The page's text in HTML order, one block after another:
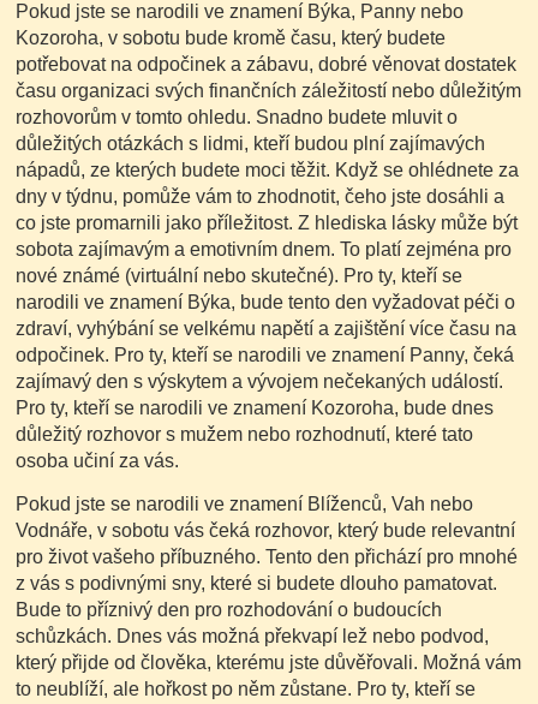
Pokud jste se narodili ve znamení Býka, Panny nebo
Kozoroha, v sobotu bude kromě času, který budete
potřebovat na odpočinek a zábavu, dobré věnovat dostatek
času organizaci svých finančních záležitostí nebo důležitým
rozhovorům v tomto ohledu. Snadno budete mluvit o
důležitých otázkách s lidmi, kteří budou plní zajímavých
nápadů, ze kterých budete moci těžit. Když se ohlédnete za
dny v týdnu, pomůže vám to zhodnotit, čeho jste dosáhli a
co jste promarnili jako příležitost. Z hlediska lásky může být
sobota zajímavým a emotivním dnem. To platí zejména pro
nové známé (virtuální nebo skutečné). Pro ty, kteří se
narodili ve znamení Býka, bude tento den vyžadovat péči o
zdraví, vyhýbání se velkému napětí a zajištění více času na
odpočinek. Pro ty, kteří se narodili ve znamení Panny, čeká
zajímavý den s výskytem a vývojem nečekaných událostí.
Pro ty, kteří se narodili ve znamení Kozoroha, bude dnes
důležitý rozhovor s mužem nebo rozhodnutí, které tato
osoba učiní za vás.
Pokud jste se narodili ve znamení Blíženců, Vah nebo
Vodnáře, v sobotu vás čeká rozhovor, který bude relevantní
pro život vašeho příbuzného. Tento den přichází pro mnohé
z vás s podivnými sny, které si budete dlouho pamatovat.
Bude to příznivý den pro rozhodování o budoucích
schůzkách. Dnes vás možná překvapí lež nebo podvod,
který přijde od člověka, kterému jste důvěřovali. Možná vám
to neublíží, ale hořkost po něm zůstane. Pro ty, kteří se